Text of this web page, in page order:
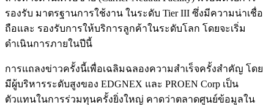
รองรับ มาตรฐานการใช้งาน ในระดับ Tier III ซึ่งมีความน่าเชื่อ
ถือและ รองรับการให้บริการลูกค้าในระดับโลก โดยจะเริ่ม
ดำเนินการภายในปีนี้
การแถลงข่าวครั้งนี้เพื่อเฉลิมฉลองความสำเร็จครั้งสำคัญ โดย
มีผู้บริหารระดับสูงของ EDGNEX และ PROEN Corp เป็น
ตัวแทนในการร่วมทุนครั้งยิ่งใหญ่ คาดว่าตลาดศูนย์ข้อมูลใน